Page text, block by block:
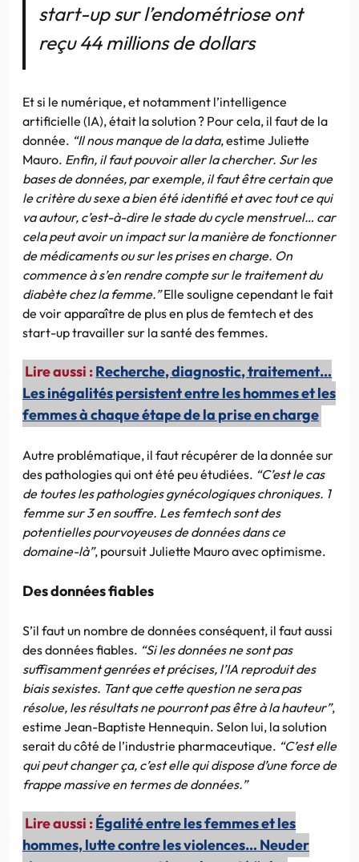
start-up sur l’endométriose ont
reçu 44 millions de dollars
Et si le numérique, et notamment l’intelligence
artificielle (IA), était la solution ? Pour cela, il faut de la
donnée. “Il nous manque de la data, estime Juliette
Mauro. Enfin, il faut pouvoir aller la chercher. Sur les
bases de données, par exemple, il faut être certain que
le critère du sexe a bien été identifié et avec tout ce qui
va autour, c’est-à-dire le stade du cycle menstruel… car
cela peut avoir un impact sur la manière de fonctionner
de médicaments ou sur les prises en charge. On
commence à s’en rendre compte sur le traitement du
diabète chez la femme.”Elle souligne cependant le fait
de voir apparaître de plus en plus de femtech et des
start-up travailler sur la santé des femmes.
Lire aussi :Recherche, diagnostic, traitement…
Les inégalités persistent entre les hommes et les
femmes à chaque étape de la prise en charge
Autre problématique, il faut récupérer de la donnée sur
des pathologies qui ont été peu étudiées. “C’est le cas
de toutes les pathologies gynécologiques chroniques. 1
femme sur 3 en souffre. Les femtech sont des
potentielles pourvoyeuses de données dans ce
domaine-là”, poursuit Juliette Mauro avec optimisme.
Des données fiables
S’il faut un nombre de données conséquent, il faut aussi
des données fiables. “Si les données ne sont pas
suffisamment genrées et précises, l’IA reproduit des
biais sexistes. Tant que cette question ne sera pas
résolue, les résultats ne pourront pas être à la hauteur”,
estime Jean-Baptiste Hennequin. Selon lui, la solution
serait du côté de l’industrie pharmaceutique. “C’est elle
qui peut changer ça, c’est elle qui dispose d’une force de
frappe massive en termes de données.”
Lire aussi :Égalité entre les femmes et les
hommes, lutte contre les violences… Neuder